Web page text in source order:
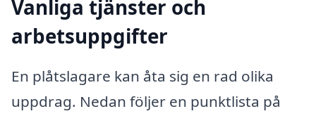
Vanliga tjänster och
arbetsuppgifter
En plåtslagare kan åta sig en rad olika
uppdrag. Nedan följer en punktlista på